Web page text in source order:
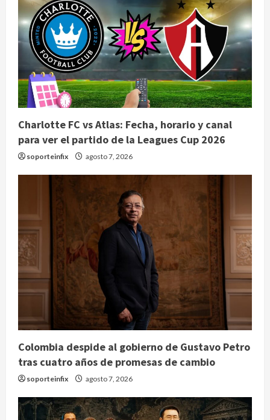
Charlotte FC vs Atlas: Fecha, horario y canal
para ver el partido de la Leagues Cup 2026
soporteinfix agosto 7, 2026
Colombia despide al gobierno de Gustavo Petro
tras cuatro años de promesas de cambio
soporteinfix agosto 7, 2026